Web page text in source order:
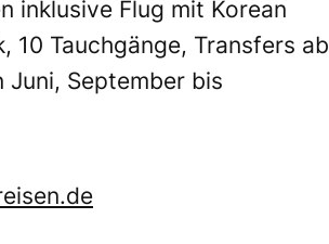
inklusive Flug mit Korean
10 Tauchgänge, Transfers ab
Juni, September bis